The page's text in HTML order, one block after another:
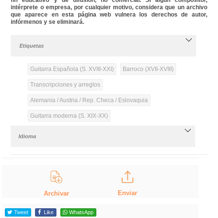
intérprete o empresa, por cualquier motivo, considera que un archivo
que aparece en esta página web vulnera los derechos de autor,
infórmenos y se eliminará.
Etiquetas
Guitarra Española (S. XVIII-XXI) Barroco (XVII-XVIII)
Transcripciones y arreglos
Alemania / Austria / Rep. Checa / Eslovaquia
Guitarra moderna (S. XIX-XX)
Idioma
Archivar Enviar
Tweet Like WhatsApp